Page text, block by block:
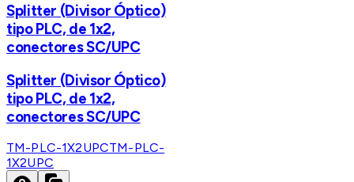
Splitter (Divisor Óptico)
tipo PLC, de 1x2,
conectores SC/UPC
Splitter (Divisor Óptico)
tipo PLC, de 1x2,
conectores SC/UPC
TM-PLC-1X2UPCTM-PLC-
1X2UPC